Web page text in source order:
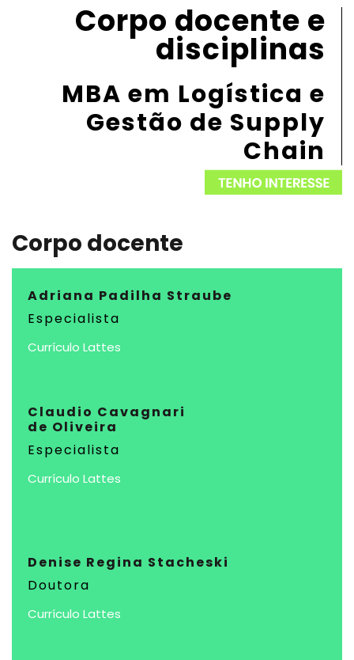
Corpo docente e
disciplinas
MBA em Logística e
Gestão de Supply
Chain
Corpo docente
Adriana Padilha Straube
Especialista
Currículo Lattes
Claudio Cavagnari
de Oliveira
Especialista
Currículo Lattes
Denise Regina Stacheski
Doutora
Currículo Lattes